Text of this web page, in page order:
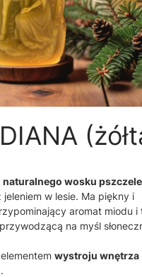
naturalnego wosku
w lesie. Ma piękny i
aromat miodu i
na myśl
wystroju wnętrza
.